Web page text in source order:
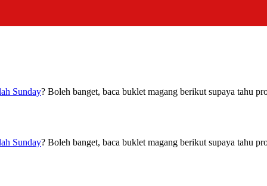
Sunday? Boleh banget, baca buklet magang berikut supaya tahu
Sunday? Boleh banget, baca buklet magang berikut supaya tahu